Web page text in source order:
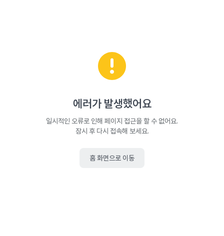
에러가 발생했어요
일시적인 오류로 인해 페이지 접근을 할 수 없어요.
잠시 후 다시 접속해 보세요.
홈 화면으로 이동